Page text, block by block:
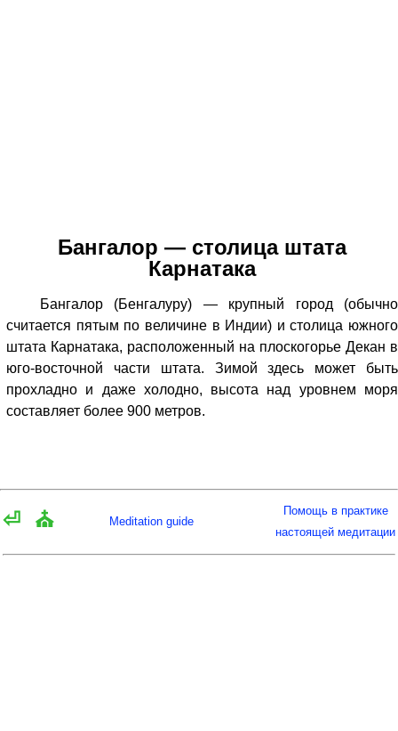
Бангалор — столица штата
Карнатака
Бангалор (Бенгалуру) — крупный город (обычно
считается пятым по величине в Индии) и столица южного
штата Карнатака, расположенный на плоскогорье Декан в
юго-восточной части штата. Зимой здесь может быть
прохладно и даже холодно, высота над уровнем моря
составляет более 900 метров.
⏎ ⛪ Meditation guide
Помощь в практике
настоящей медитации